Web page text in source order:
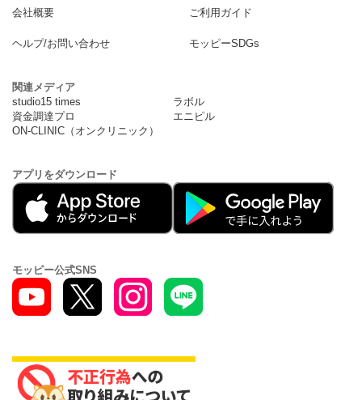
会社概要 ご利用ガイド
ヘルプ/お問い合わせ モッピーSDGs
関連メディア
studio15 times
ラボル
資金調達プロ
エニピル
ON-CLINIC（オンクリニック）
アプリをダウンロード
モッピー公式SNS